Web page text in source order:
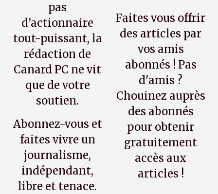
pas
d’actionnaire
tout-puissant, la
rédaction de
Canard PC ne vit
que de votre
soutien.
Abonnez-vous et
faites vivre un
journalisme,
indépendant,
libre et tenace.
Faites vous offrir
des articles par
vos amis
abonnés ! Pas
d'amis ?
Chouinez auprès
des abonnés
pour obtenir
gratuitement
accès aux
articles !